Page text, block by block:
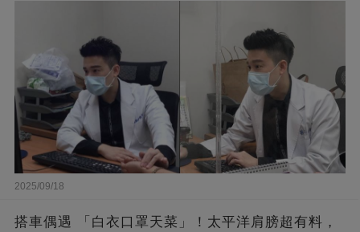
2025/09/18
搭車偶遇 「白衣口罩天菜」！太平洋肩膀超有料，